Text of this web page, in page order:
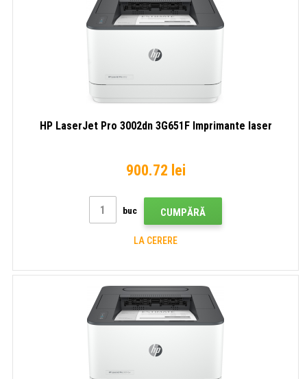
HP LaserJet Pro 3002dn 3G651F Imprimante laser
900.72 lei
buc CUMPĂRĂ
LA CERERE